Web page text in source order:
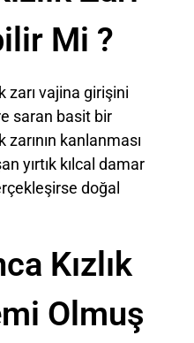
Mi ?
zarı vajina girişini
saran basit bir
zarının kanlanması
yırtık kılcal damar
doğal
Kızlık
Olmuş